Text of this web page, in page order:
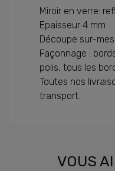
Miroir en verre:
Epaisseur 4 mm
Découpe sur-
Façonnage :
polis, tous les
Toutes nos
transport.
VOUS